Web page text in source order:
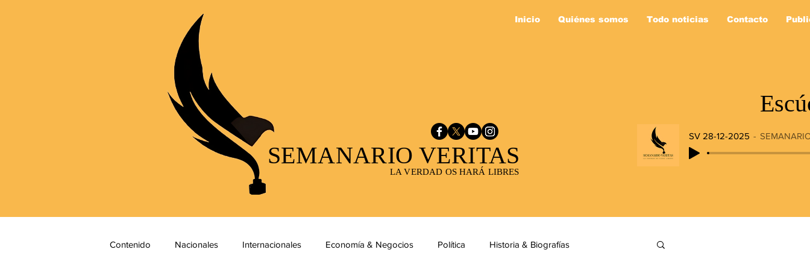
Inicio Quiénes somos Todo noticias Contacto
LA VERDAD OS HARÁ LIBRES
SEMANARIO VERITAS
SV 28-12-2025
Contenido Nacionales Internacionales Economía & Negocios Política Historia & Biografías